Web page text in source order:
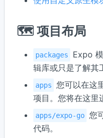
🗺 项目布局
packages
Expo
辑库或只是了解其
apps
您可以在这
项目。您将在这里
apps/expo-go 您
代码。